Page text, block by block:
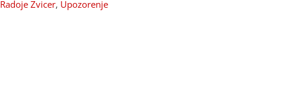
Radoje Zvicer, Upozorenje